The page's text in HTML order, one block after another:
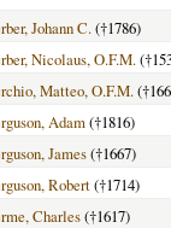
Johann C.(†1786)
Nicolaus, O.F.M.
Matteo, O.F.M.
Adam(†1816)
James(†1667)
Robert(†1714)
Charles(†1617)